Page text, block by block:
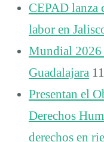
CEPAD lanza
labor en
Mundial 2026
Guadalajara
Presentan el
Derechos
derechos en